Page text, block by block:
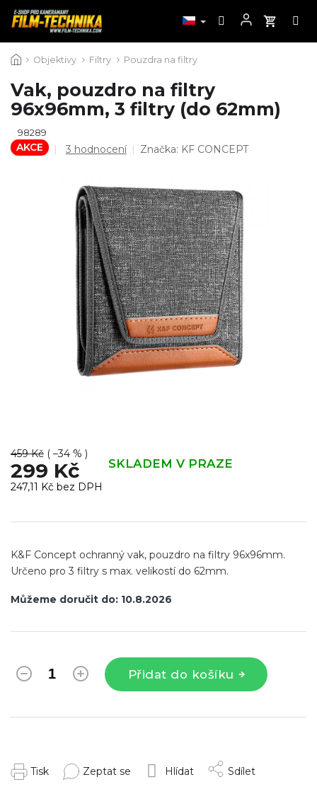
na
Objektivy Filtry Pouzdra na filtry
Vak, pouzdro na filtry
96x96mm, 3 filtry (do 62mm)
98289
AKCE
Průměrné
5,0
hvězdiček.
3 hodnocení Značka: KF CONCEPT
459 Kč ( –34 % )
299 Kč SKLADEM V PRAZE
247,11 Kč bez DPH
cena:
Můžeme doručit do: 10.8.2026
Přidat do košíku
K&F Concept ochranný vak, pouzdro na filtry 96x96mm.
Určeno pro 3 filtry s max. velikostí do 62mm.
Tisk Zeptat se Hlídat Sdílet